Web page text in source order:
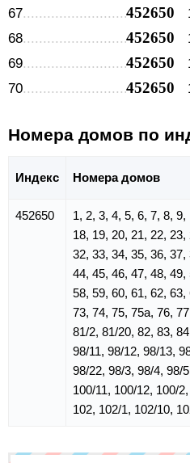
67 452650
68 452650
69 452650
70 452650
Номера домов по
Индекс Номера домов
452650
1, 2, 3, 4, 5, 6, 7, 8,
18, 19, 20, 21, 22,
32, 33, 34, 35, 36,
44, 45, 46, 47, 48,
58, 59, 60, 61, 62,
73, 74, 75, 75а, 76,
81/2, 81/20, 82, 83,
98/11, 98/12, 98/13,
98/22, 98/3, 98/4, 98/
100/11, 100/12, 100/
102, 102/1, 102/10,